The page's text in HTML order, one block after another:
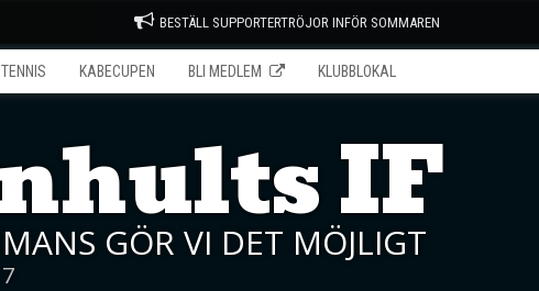
BESTÄLL SUPPORTERTRÖJOR INFÖR SOMMAREN
TENNIS KABECUPEN BLI MEDLEM KLUBBLOKAL
IF
GÖR VI DET MÖJLIGT